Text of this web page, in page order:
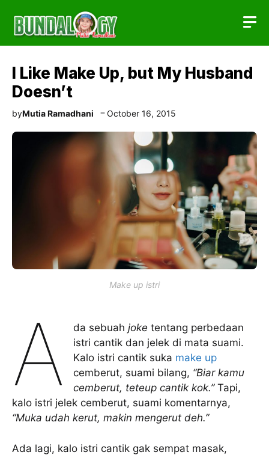
content
I Like Make Up, but My Husband
Doesn’t
byMutia Ramadhani October 16, 2015
Make up istri
A da sebuahjoke tentang perbedaan
istri cantik dan jelek di mata suami.
Kalo istri cantik suka make up
cemberut, suami bilang, “Biar kamu
cemberut, teteup cantik kok.”Tapi,
kalo istri jelek cemberut, suami komentarnya,
“Muka udah kerut, makin mengerut deh.”
Ada lagi, kalo istri cantik gak sempat masak,